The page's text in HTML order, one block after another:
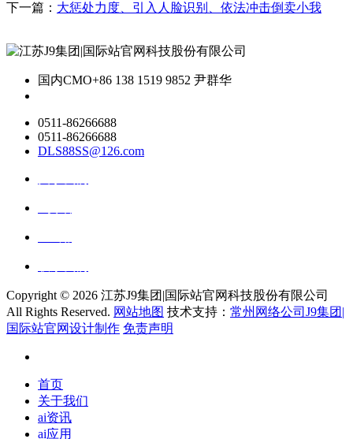
下一篇： 大惩处力度、引入人脸识别、依法冲击倒卖小我
国内CMO+86 138 1519 9852 尹群华
0511-86266688
0511-86266688
DLS88SS@126.com
Copyright © 2026 江苏J9集团|国际站官网科技股份有限公司
All Rights Reserved. 网站地图 技术支持： 常州网络公司J9集团|
国际站官网设计制作 免责声明
首页
关于我们
ai资讯
ai应用